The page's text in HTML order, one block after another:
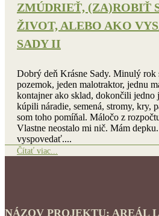
ZMÚDRIEŤ, (ZA)ROBIŤ
ŽIVOT, ALEBO AKO
SADY II
Dobrý deň Krásne Sady. Minulý rok
pozemok, jeden malotraktor, jednu
kontajner ako sklad, dokončili jedno
kúpili náradie, semená, stromy, kry,
som toho pomíňal. Máločo z
Vlastne neostalo mi nič. Mám
vyspovedať....
Čítať viac...
NÁZOV PROJEKTU: AREÁL